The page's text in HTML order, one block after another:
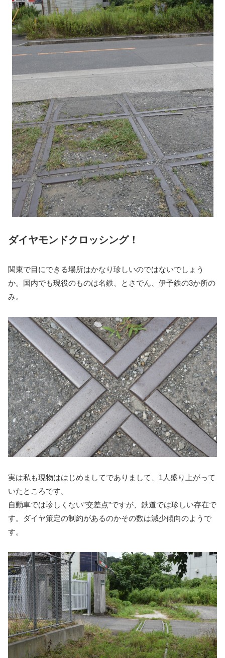
ダイヤモンドクロッシング！
関東で目にできる場所はかなり珍しいのではないでしょう
か。国内でも現役のものは名鉄、とさでん、伊予鉄の3か所の
み。
実は私も現物ははじめましてでありまして、1人盛り上がって
いたところです。
自動車では珍しくない”交差点”ですが、鉄道では珍しい存在で
す。ダイヤ策定の制約があるのかその数は減少傾向のようで
す。